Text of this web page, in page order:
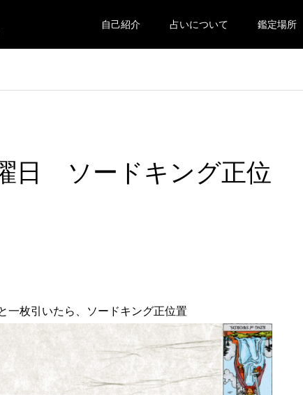
自己紹介 占いについて 鑑定場所
日 ソードキング正位
一枚引いたら、ソードキング正位置